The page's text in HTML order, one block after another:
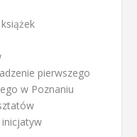
pierwszego
w Poznaniu